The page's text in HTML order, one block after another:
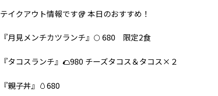
テイクアウト情報です🥡 本日のおすすめ！
『月見メンチカツランチ』🌕 680 限定2食
『タコスランチ』🌮980 チーズタコス＆タコス×２
『親子丼』🥚680